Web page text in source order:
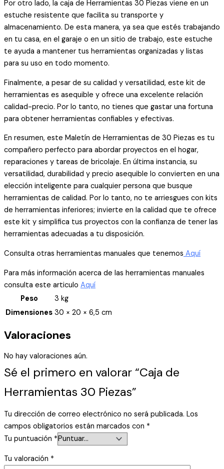
Por otro lado, la caja de Herramientas 30 Piezas viene en un
estuche resistente que facilita su transporte y
almacenamiento. De esta manera, ya sea que estés trabajando
en tu casa, en el garaje o en un sitio de trabajo, este estuche
te ayuda a mantener tus herramientas organizadas y listas
para su uso en todo momento.
Finalmente, a pesar de su calidad y versatilidad, este kit de
herramientas es asequible y ofrece una excelente relación
calidad-precio. Por lo tanto, no tienes que gastar una fortuna
para obtener herramientas confiables y efectivas.
En resumen, este Maletín de Herramientas de 30 Piezas es tu
compañero perfecto para abordar proyectos en el hogar,
reparaciones y tareas de bricolaje. En última instancia, su
versatilidad, durabilidad y precio asequible lo convierten en una
elección inteligente para cualquier persona que busque
herramientas de calidad. Por lo tanto, no te arriesgues con kits
de herramientas inferiores; invierte en la calidad que te ofrece
este kit y simplifica tus proyectos con la confianza de tener las
herramientas adecuadas a tu disposición.
Consulta otras herramientas manuales que tenemos Aquí
Para más información acerca de las herramientas manuales
consulta este articulo Aquí
Peso
3 kg
Dimensiones 30 × 20 × 6,5 cm
Valoraciones
No hay valoraciones aún.
Sé el primero en valorar “Caja de
Herramientas 30 Piezas”
Tu dirección de correo electrónico no será publicada. Los
campos obligatorios están marcados con *
Tu puntuación *
Tu valoración *